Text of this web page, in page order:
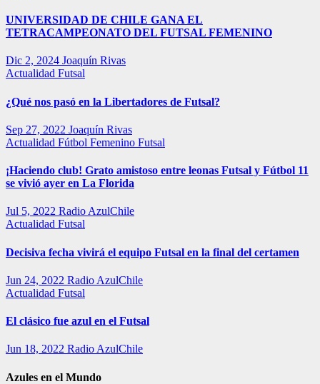
UNIVERSIDAD DE CHILE GANA EL
TETRACAMPEONATO DEL FUTSAL FEMENINO
Dic 2, 2024 Joaquín Rivas
Actualidad Futsal
¿Qué nos pasó en la Libertadores de Futsal?
Sep 27, 2022 Joaquín Rivas
Actualidad Fútbol Femenino Futsal
¡Haciendo club! Grato amistoso entre leonas Futsal y Fútbol 11
se vivió ayer en La Florida
Jul 5, 2022 Radio AzulChile
Actualidad Futsal
Decisiva fecha vivirá el equipo Futsal en la final del certamen
Jun 24, 2022 Radio AzulChile
Actualidad Futsal
El clásico fue azul en el Futsal
Jun 18, 2022 Radio AzulChile
Azules en el Mundo